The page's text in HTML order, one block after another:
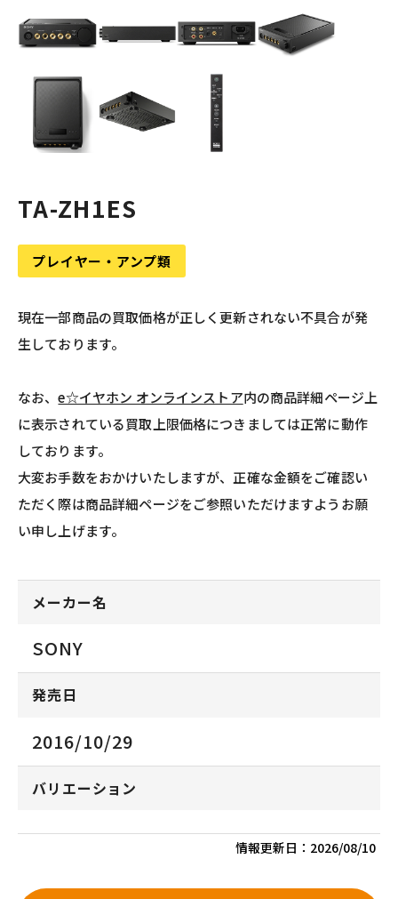
TA-ZH1ES
プレイヤー・アンプ類
現在一部商品の買取価格が正しく更新されない不具合が発
生しております。
なお、e☆イヤホン オンラインストア内の商品詳細ページ上
に表示されている買取上限価格につきましては正常に動作
しております。
大変お手数をおかけいたしますが、正確な金額をご確認い
ただく際は商品詳細ページをご参照いただけますようお願
い申し上げます。
メーカー名
SONY
発売日
2016/10/29
バリエーション
情報更新日： 2026/08/10